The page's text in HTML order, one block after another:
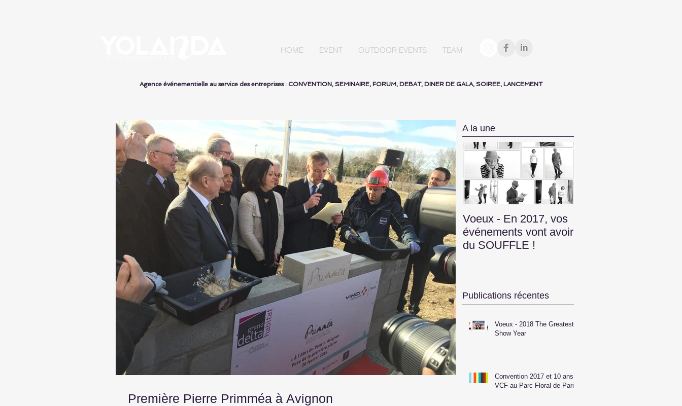
TEAM
OUTDOOR EVENTS
EVENT
HOME
Agence événementielle au service des entreprises : CONVENTION, SEMINAIRE, FORUM, DEBAT, DINER DE GALA, SOIREE, LANCEMENT
Première Pierre Primméa à Avignon
A la une
Voeux - En 2017, vos
événements vont avoir
du SOUFFLE !
Publications récentes
Voeux - 2018 The Greatest
Show Year
Convention 2017 et 10 ans
VCF au Parc Floral de Paris